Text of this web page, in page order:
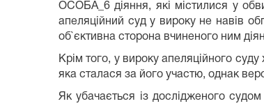
ОСОБА_6 діяння, які містилися у
апеляційний суд у вироку не навів
об`єктивна сторона вчиненого ним
Крім того, у вироку апеляційного
яка сталася за його участю, однак
Як убачається із дослідженого